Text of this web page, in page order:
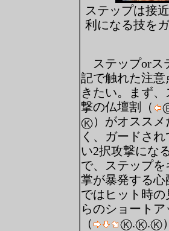
ステップは接
利になる技を
ステップorス
記で触れた注
きたい。まず
撃の仏壇割（
）がオススメ
く、ガードさ
い2択攻撃にな
で、ステップ
掌が暴発する
ではヒット時
らのショートア
（
. .